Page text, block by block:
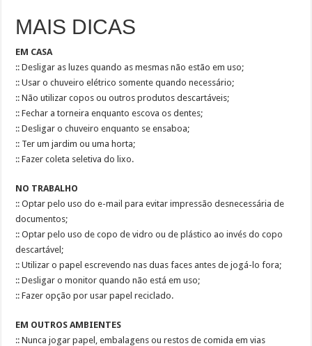
MAIS DICAS
EM CASA
:: Desligar as luzes quando as mesmas não estão em uso;
:: Usar o chuveiro elétrico somente quando necessário;
:: Não utilizar copos ou outros produtos descartáveis;
:: Fechar a torneira enquanto escova os dentes;
:: Desligar o chuveiro enquanto se ensaboa;
:: Ter um jardim ou uma horta;
:: Fazer coleta seletiva do lixo.
NO TRABALHO
:: Optar pelo uso do e-mail para evitar impressão desnecessária de
documentos;
:: Optar pelo uso de copo de vidro ou de plástico ao invés do copo
descartável;
:: Utilizar o papel escrevendo nas duas faces antes de jogá-lo fora;
:: Desligar o monitor quando não está em uso;
:: Fazer opção por usar papel reciclado.
EM OUTROS AMBIENTES
:: Nunca jogar papel, embalagens ou restos de comida em vias